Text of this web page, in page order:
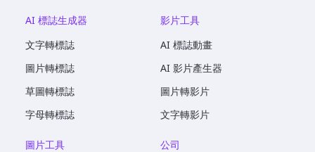
AI 標誌生成器
文字轉標誌
圖片轉標誌
草圖轉標誌
字母轉標誌
影片工具
AI 標誌動畫
AI 影片產生器
圖片轉影片
文字轉影片
圖片工具
公司